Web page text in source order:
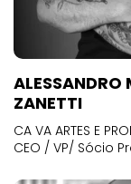
ALESSANDRO
ZANETTI
CA VA ARTES E
CEO / VP/ Sócio